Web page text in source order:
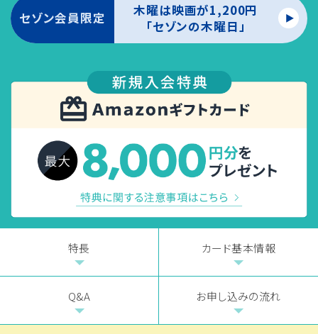
セゾン会員限定
木曜は映画が1,200円
「セゾンの木曜日」
特長 カード基本情報
Q&A お申し込みの流れ